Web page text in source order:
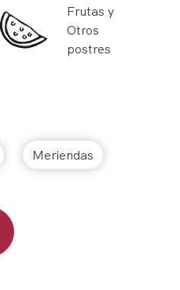
Frutas y
Otros
postres
Meriendas